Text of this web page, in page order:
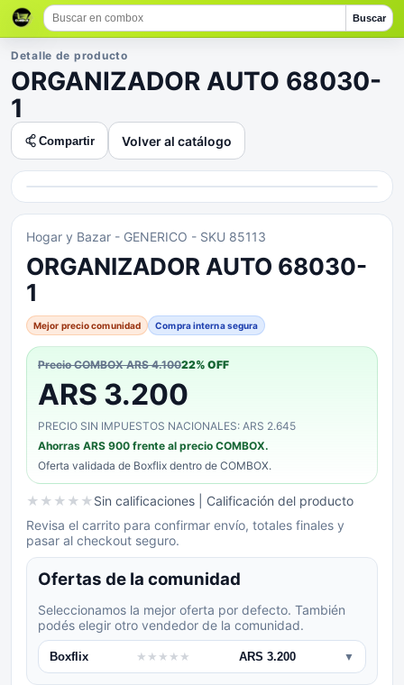
Buscar
Detalle de producto
ORGANIZADOR AUTO 68030-
1
Compartir Volver al catálogo
Hogar y Bazar - GENERICO - SKU 85113
ORGANIZADOR AUTO 68030-
1
Mejor precio comunidad Compra interna segura
Precio COMBOXARS 4.10022% OFF
ARS 3.200
PRECIO SIN IMPUESTOS NACIONALES: ARS 2.645
Ahorras ARS 900 frente al precio COMBOX.
Oferta validada de Boxflix dentro de COMBOX.
★ ★ ★ ★ ★Sin calificaciones | Calificación del producto
Revisa el carrito para confirmar envío, totales finales y
pasar al checkout seguro.
Ofertas de la comunidad
Seleccionamos la mejor oferta por defecto. También
podés elegir otro vendedor de la comunidad.
Boxflix ★ ★ ★ ★ ★ ARS 3.200 ▼